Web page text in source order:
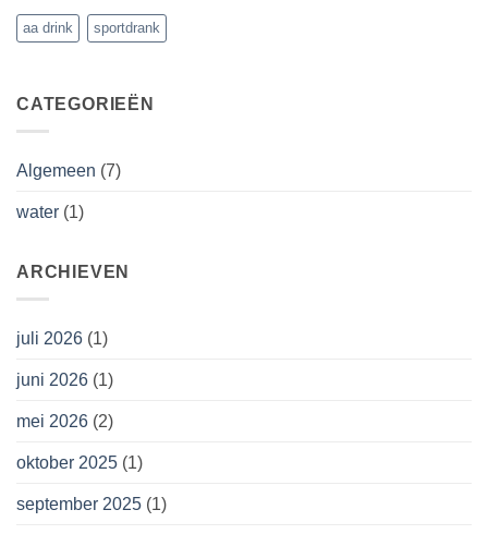
aa drink sportdrank
CATEGORIEËN
Algemeen (7)
water (1)
ARCHIEVEN
juli 2026 (1)
juni 2026 (1)
mei 2026 (2)
oktober 2025 (1)
september 2025 (1)